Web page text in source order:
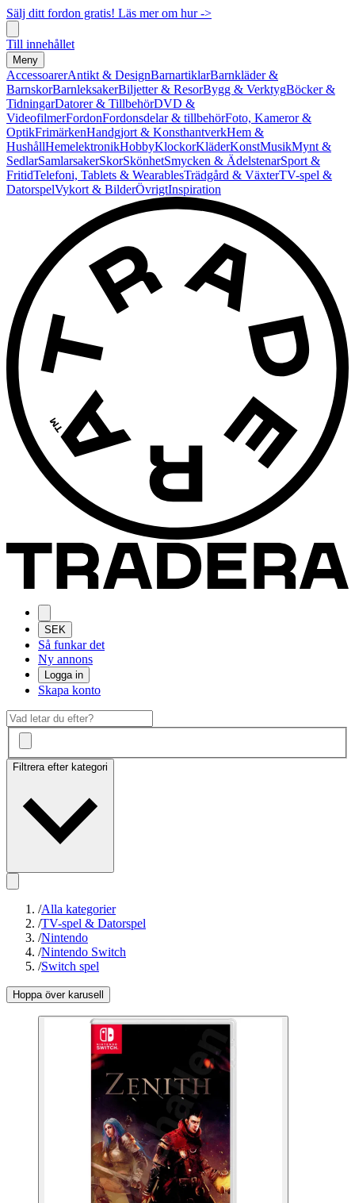
Sälj ditt fordon gratis! Läs mer om hur ->
Till innehållet
Meny
AccessoarerAntikt & DesignBarnartiklarBarnkläder &
BarnskorBarnleksakerBiljetter & ResorBygg & VerktygBöcker &
TidningarDatorer & TillbehörDVD &
VideofilmerFordonFordonsdelar & tillbehörFoto, Kameror &
OptikFrimärkenHandgjort & KonsthantverkHem &
HushållHemelektronikHobbyKlockorKläderKonstMusikMynt &
SedlarSamlarsakerSkorSkönhetSmycken & ÄdelstenarSport &
FritidTelefoni, Tablets & WearablesTrädgård & VäxterTV-spel &
DatorspelVykort & BilderÖvrigtInspiration
SEK
Så funkar det
Ny annons
Logga in
Skapa konto
Filtrera efter kategori
/Alla kategorier
/TV-spel & Datorspel
/Nintendo
/Nintendo Switch
/Switch spel
Hoppa över karusell